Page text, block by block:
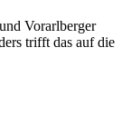
Vorarlberger
trifft das auf die